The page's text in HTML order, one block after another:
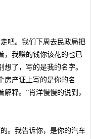
吧。我们下周去民政局把
，我赚的钱你该花的也已
了，写的是我的名字。
房产证上写的是你的名
释。”肖洋慢慢的说到，
。我告诉你，是你的汽车